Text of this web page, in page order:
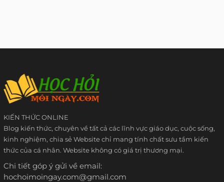
KIẾN THỨC ONLINE
Blog kiến thức, chuyên về tất cả các lĩnh vực giáo dục, cuộc sống,
kinh nghiệm, chia sẻ Website chỉ mang tính chất sưu tầm kiến
thức của cá nhân. Website không có giá trị thương mại.
Chi tiết góp ý gửi về email:
hochoimoingay.com@gmail.com